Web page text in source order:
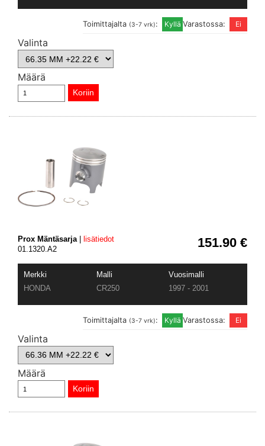
Varastossa:
Toimittajalta (3-7 vrk):
Valinta
Määrä
151.90 €
Prox Mäntäsarja
lisätiedot
01.1320.A2
Merkki Malli
Vuosimalli
HONDA
CR250 1997 - 2001
Varastossa:
Toimittajalta (3-7 vrk):
Valinta
Määrä